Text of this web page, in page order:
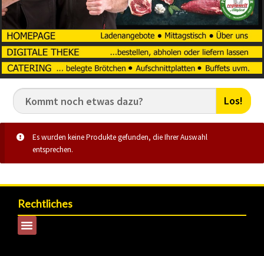
Los!
Es wurden keine Produkte gefunden, die Ihrer Auswahl
entsprechen.
Rechtliches